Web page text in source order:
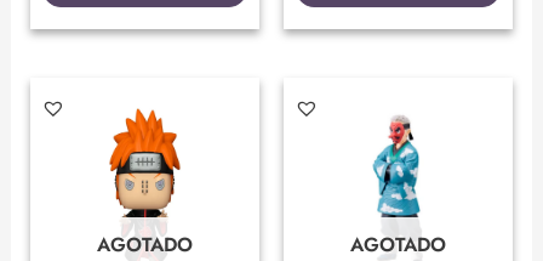
AGOTADO AGOTADO